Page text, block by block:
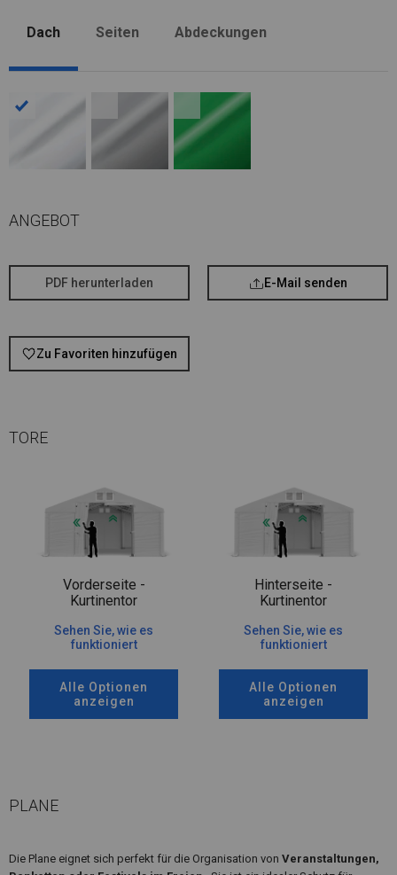
Dach Seiten Abdeckungen
ANGEBOT
PDF herunterladen E-Mail senden
Zu Favoriten hinzufügen
TORE
Vorderseite -
Kurtinentor
Sehen Sie, wie es
funktioniert
Alle Optionen
anzeigen
Hinterseite -
Kurtinentor
Sehen Sie, wie es
funktioniert
Alle Optionen
anzeigen
PLANE
Die Plane eignet sich perfekt für die Organisation von Veranstaltungen,